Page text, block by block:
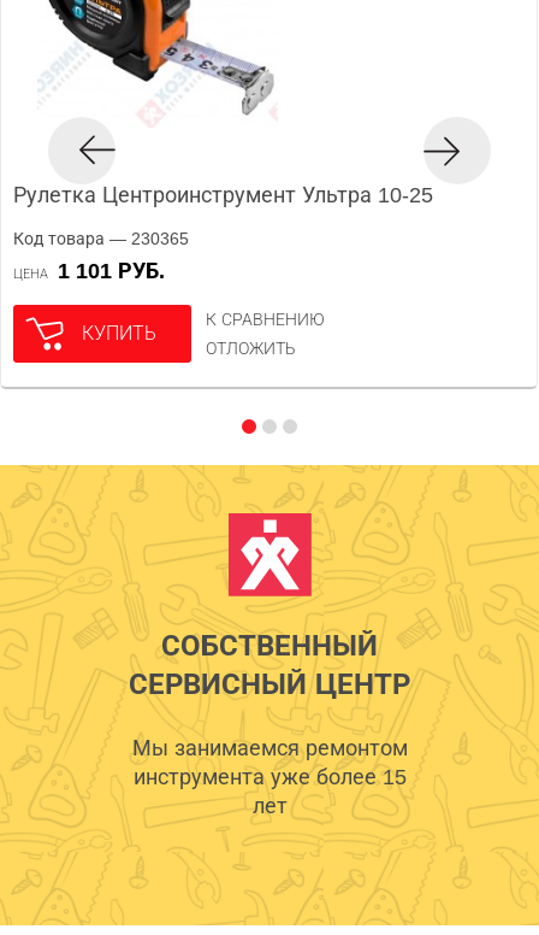
Рулетка Центроинструмент Ультра 10-25
Код товара — 230365
ЦЕНА 1 101 РУБ.
КУПИТЬ
К СРАВНЕНИЮ
ОТЛОЖИТЬ
СОБСТВЕННЫЙ
СЕРВИСНЫЙ ЦЕНТР
Мы занимаемся ремонтом
инструмента уже более 15
лет